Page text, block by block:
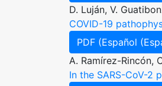
D. Luján, V.
COVID-19
PDF (Español
A. Ramírez-Rincón,
In the SARS-CoV-2